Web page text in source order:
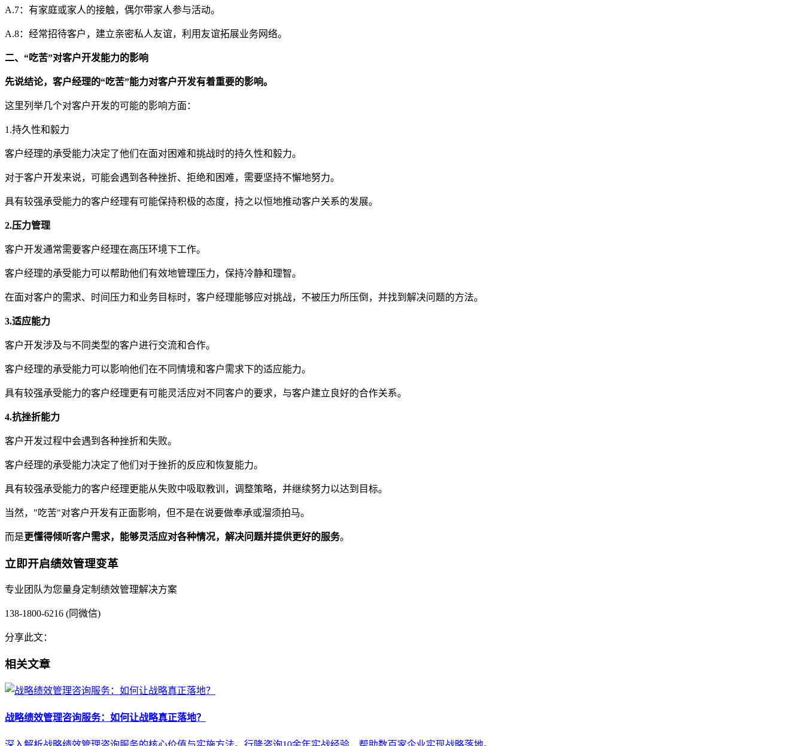
A.7：有家庭或家人的接触，偶尔带家人参与活动。
A.8：经常招待客户，建立亲密私人友谊，利用友谊拓展业务网络。
二、“吃苦”对客户开发能力的影响
先说结论，客户经理的“吃苦”能力对客户开发有着重要的影响。
这里列举几个对客户开发的可能的影响方面：
1.持久性和毅力
客户经理的承受能力决定了他们在面对困难和挑战时的持久性和毅力。
对于客户开发来说，可能会遇到各种挫折、拒绝和困难，需要坚持不懈地努力。
具有较强承受能力的客户经理有可能保持积极的态度，持之以恒地推动客户关系的发展。
2.压力管理
客户开发通常需要客户经理在高压环境下工作。
客户经理的承受能力可以帮助他们有效地管理压力，保持冷静和理智。
在面对客户的需求、时间压力和业务目标时，客户经理能够应对挑战，不被压力所压倒，并找到解决问题的方法。
3.适应能力
客户开发涉及与不同类型的客户进行交流和合作。
客户经理的承受能力可以影响他们在不同情境和客户需求下的适应能力。
具有较强承受能力的客户经理更有可能灵活应对不同客户的要求，与客户建立良好的合作关系。
4.抗挫折能力
客户开发过程中会遇到各种挫折和失败。
客户经理的承受能力决定了他们对于挫折的反应和恢复能力。
具有较强承受能力的客户经理更能从失败中吸取教训，调整策略，并继续努力以达到目标。
当然，"吃苦"对客户开发有正面影响，但不是在说要做奉承或溜须拍马。
而是更懂得倾听客户需求，能够灵活应对各种情况，解决问题并提供更好的服务。
立即开启绩效管理变革
专业团队为您量身定制绩效管理解决方案
138-1800-6216 (同微信)
分享此文：
相关文章
战略绩效管理咨询服务：如何让战略真正落地？